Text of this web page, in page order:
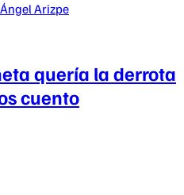
Arizpe
quería la derrota
cuento